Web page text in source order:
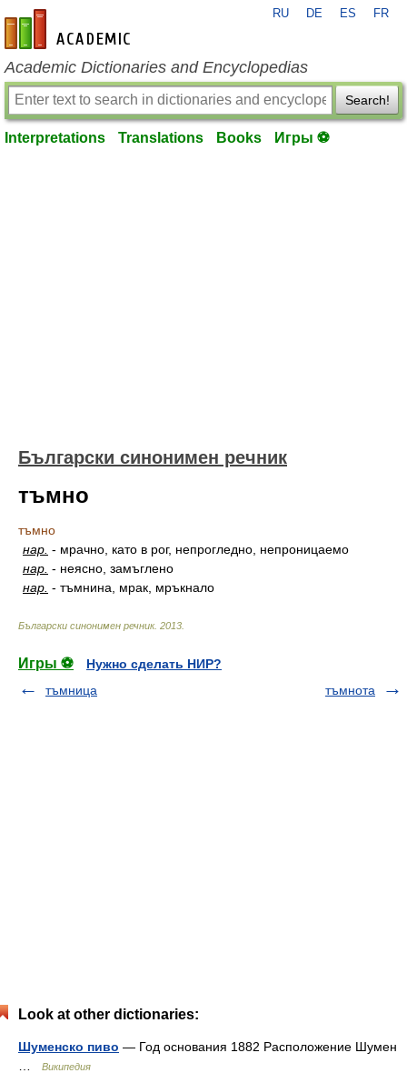
en-academic.com
RU DE ES FR
Academic Dictionaries and Encyclopedias
Search!
Interpretations Translations Books Игры ⚽
Български синонимен речник
тъмно
тъмно
нар. - мрачно, като в рог, непрогледно, непроницаемо
нар. - неясно, замъглено
нар. - тъмнина, мрак, мръкнало
Български синонимен речник. 2013
Игры ⚽
Нужно сделать НИР?
тъмница
тъмнота
Look at other dictionaries:
Шуменско пиво — Год основания 1882 Расположение Шумен
Википедия